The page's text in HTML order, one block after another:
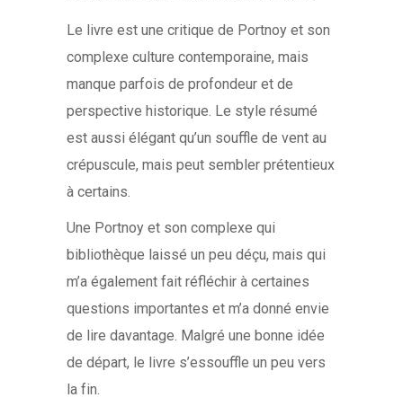
Le livre est une critique de Portnoy et son
complexe culture contemporaine, mais
manque parfois de profondeur et de
perspective historique. Le style résumé
est aussi élégant qu’un souffle de vent au
crépuscule, mais peut sembler prétentieux
à certains.
Une Portnoy et son complexe qui
bibliothèque laissé un peu déçu, mais qui
m’a également fait réfléchir à certaines
questions importantes et m’a donné envie
de lire davantage. Malgré une bonne idée
de départ, le livre s’essouffle un peu vers
la fin.